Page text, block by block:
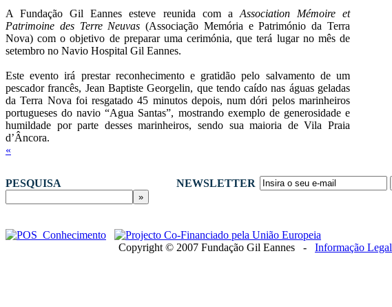
A Fundação Gil Eannes esteve reunida com a Association Mémoire et
Patrimoine des Terre Neuvas (Associação Memória e Património da Terra
Nova) com o objetivo de preparar uma cerimónia, que terá lugar no mês de
setembro no Navio Hospital Gil Eannes.
Este evento irá prestar reconhecimento e gratidão pelo salvamento de um
pescador francês, Jean Baptiste Georgelin, que tendo caído nas águas geladas
da Terra Nova foi resgatado 45 minutos depois, num dóri pelos marinheiros
portugueses do navio “Agua Santas”, mostrando exemplo de generosidade e
humildade por parte desses marinheiros, sendo sua maioria de Vila Praia
d’Âncora.
«
PESQUISA NEWSLETTER
Copyright © 2007 Fundação Gil Eannes - Informação Legal